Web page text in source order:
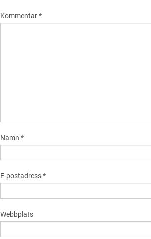
Kommentar*
Namn *
E-postadress*
Webbplats